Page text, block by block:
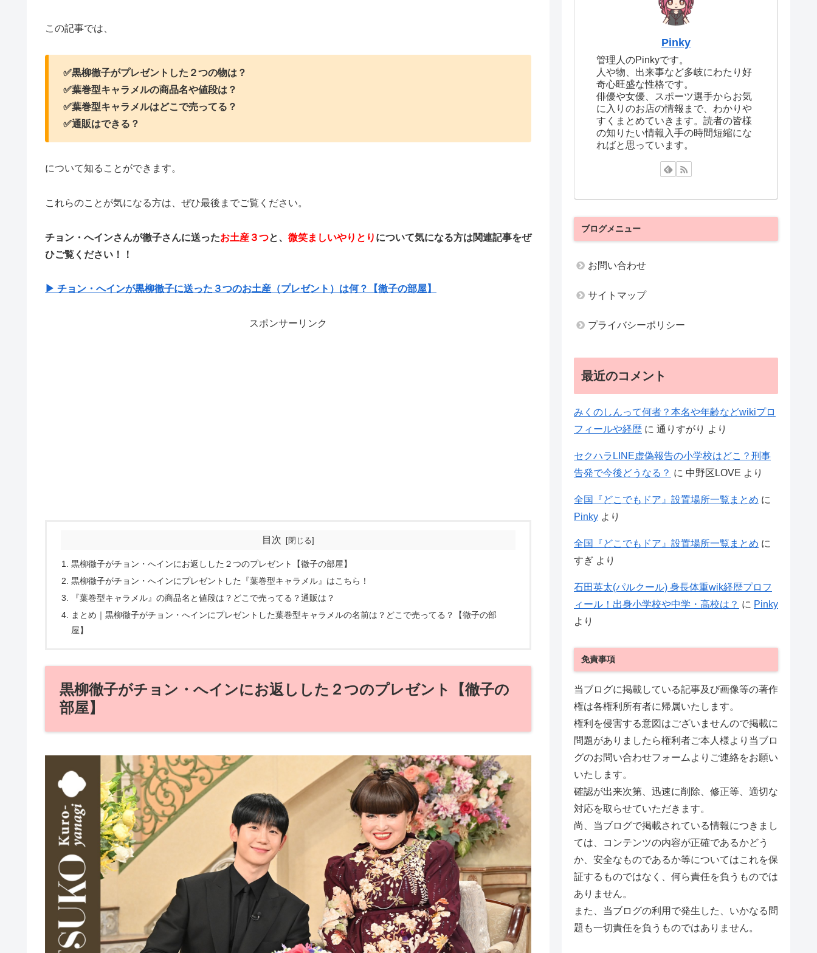
この記事では、
✅黒柳徹子がプレゼントした２つの物は？
✅葉巻型キャラメルの商品名や値段は？
✅葉巻型キャラメルはどこで売ってる？
✅通販はできる？
について知ることができます。
これらのことが気になる方は、ぜひ最後までご覧ください。
チョン・へインさんが徹子さんに送ったお土産３つと、 微笑ましいやりとり について気になる方は関連記事をぜ
ひご覧ください！！
▶ チョン・へインが黒柳徹子に送った３つのお土産（プレゼント）は何？【徹子の部屋】
スポンサーリンク
目次
黒柳徹子がチョン・へインにお返しした２つのプレゼント【徹子の部屋】
黒柳徹子がチョン・へインにプレゼントした『葉巻型キャラメル』はこちら！
『葉巻型キャラメル』の商品名と値段は？どこで売ってる？通販は？
まとめ｜黒柳徹子がチョン・へインにプレゼントした葉巻型キャラメルの名前は？どこで売ってる？【徹子の部
屋】
黒柳徹子がチョン・へインにお返しした２つのプレゼント【徹子の
部屋】
Pinky
管理人のPinkyです。
人や物、出来事など多岐にわたり好
奇心旺盛な性格です。
俳優や女優、スポーツ選手からお気
に入りのお店の情報まで、わかりや
すくまとめていきます。読者の皆様
の知りたい情報入手の時間短縮にな
ればと思っています。
ブログメニュー
お問い合わせ
サイトマップ
プライバシーポリシー
最近のコメント
みくのしんって何者？本名や年齢などwikiプロ
フィールや経歴 に 通りすがり より
セクハラLINE虚偽報告の小学校はどこ？刑事
告発で今後どうなる？ に 中野区LOVE より
全国『どこでもドア』設置場所一覧まとめ に
Pinky より
全国『どこでもドア』設置場所一覧まとめ に
すぎ より
石田英太(パルクール) 身長体重wik経歴プロフ
ィール！出身小学校や中学・高校は？ に Pinky
より
免責事項
当ブログに掲載している記事及び画像等の著作
権は各権利所有者に帰属いたします。
権利を侵害する意図はございませんので掲載に
問題がありましたら権利者ご本人様より当ブロ
グのお問い合わせフォームよりご連絡をお願い
いたします。
確認が出来次第、迅速に削除、修正等、適切な
対応を取らせていただきます。
尚、当ブログで掲載されている情報につきまし
ては、コンテンツの内容が正確であるかどう
か、安全なものであるか等についてはこれを保
証するものではなく、何ら責任を負うものでは
ありません。
また、当ブログの利用で発生した、いかなる問
題も一切責任を負うものではありません。